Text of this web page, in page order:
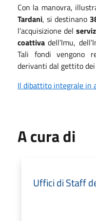
Con la manovra,
Tardani, si destinano
l’acquisizione del
coattiva dell’Imu,
Tali fondi vengono
derivanti dal gettito
Il dibattito integrale in
A cura di
Uffici di Staff